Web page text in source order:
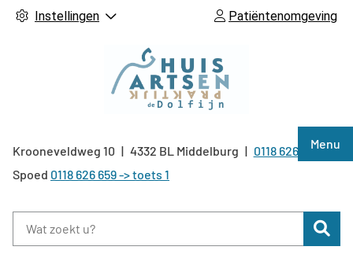
Instellingen Patiëntenomgeving
Menu
Krooneveldweg 10 4332 BL Middelburg Tel:
0118 626 659
Spoed 0118 626 659 -> toets 1